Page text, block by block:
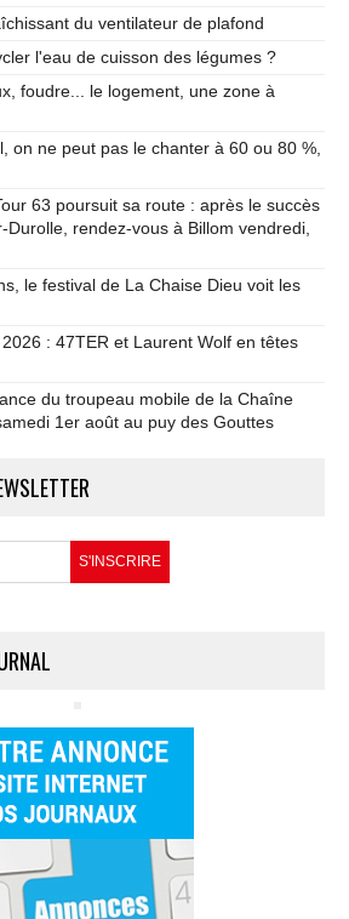
du ventilateur de plafond
l'eau de cuisson des légumes ?
foudre... le logement, une zone à
on ne peut pas le chanter à 60 ou 80 %,
63 poursuit sa route : après le succès
rendez-vous à Billom vendredi,
le festival de La Chaise Dieu voit les
: 47TER et Laurent Wolf en têtes
du troupeau mobile de la Chaîne
1er août au puy des Gouttes